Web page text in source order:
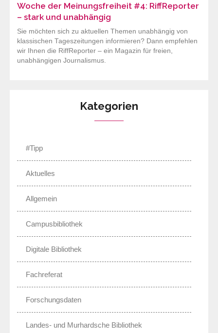
Woche der Meinungsfreiheit #4: RiffReporter
– stark und unabhängig
Sie möchten sich zu aktuellen Themen unabhängig von
klassischen Tageszeitungen informieren? Dann empfehlen
wir Ihnen die RiffReporter – ein Magazin für freien,
unabhängigen Journalismus.
Kategorien
#Tipp
Aktuelles
Allgemein
Campusbibliothek
Digitale Bibliothek
Fachreferat
Forschungsdaten
Landes- und Murhardsche Bibliothek